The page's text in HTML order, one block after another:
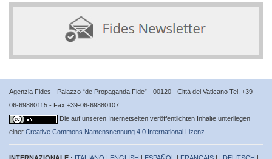
Agenzia Fides - Palazzo “de Propaganda Fide” - 00120 - Città del Vaticano Tel. +39-
06-69880115 - Fax +39-06-69880107
Die auf unseren Internetseiten veröffentlichten Inhalte unterliegen
einer Creative Commons Namensnennung 4.0 International Lizenz